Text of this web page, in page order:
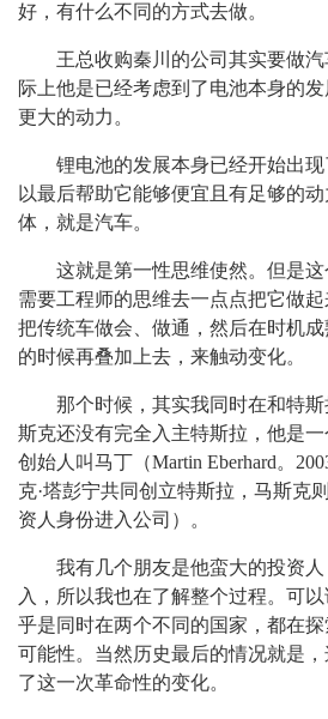
好，有什么不同的方式去做。
王总收购秦川的公司其实要做
际上他是已经考虑到了电池本身的
更大的动力。
锂电池的发展本身已经开始出
以最后帮助它能够便宜且有足够的
体，就是汽车。
这就是第一性思维使然。但是这
需要工程师的思维去一点点把它做
把传统车做会、做通，然后在时机
的时候再叠加上去，来触动变化。
那个时候，其实我同时在和特斯
斯克还没有完全入主特斯拉，他是
创始人叫马丁（Martin Eberhard。
克·塔彭宁共同创立特斯拉，马斯克
资人身份进入公司）。
我有几个朋友是他蛮大的投资
入，所以我也在了解整个过程。可
乎是同时在两个不同的国家，都在
可能性。当然历史最后的情况就是
了这一次革命性的变化。